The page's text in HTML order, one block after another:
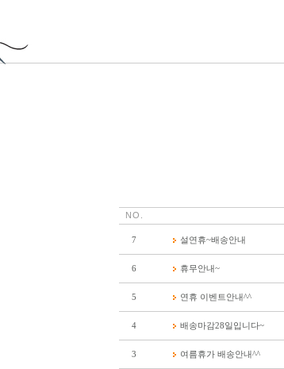
NO.
7 설연휴~배송안내
6 휴무안내~
5 연휴 이벤트안내^^
4 배송마감28일입니다~
3 여름휴가 배송안내^^